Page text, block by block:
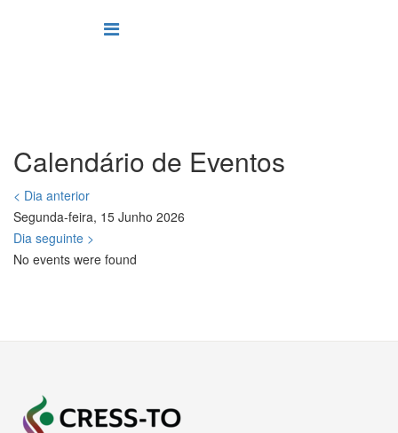
Calendário de Eventos
< Dia anterior
Segunda-feira, 15 Junho 2026
Dia seguinte >
No events were found